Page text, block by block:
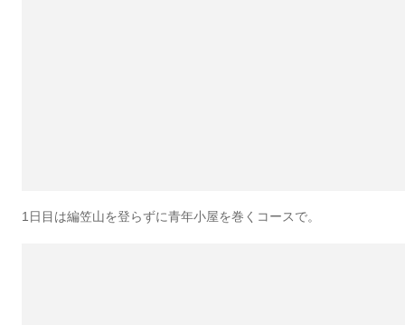
1日目は編笠山を登らずに青年小屋を巻くコースで。